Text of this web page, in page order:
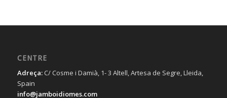
CENTRE
Adreça: C/ Cosme i Damià, 1- 3 Altell, Artesa de Segre, Lleida,
Spain
info@jamboidiomes.com